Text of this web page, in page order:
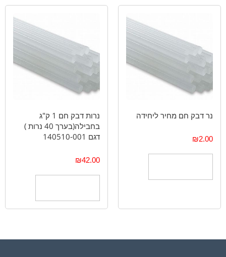
נר דבק חם מחיר ליחידה
₪2.00
נרות דבק חם 1 ק"ג
בחבילה(בערך 40 נרות )
דגם 140510-001
₪42.00